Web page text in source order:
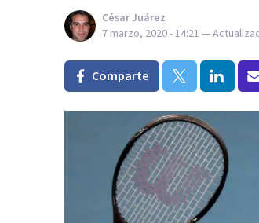
César Juárez
7 marzo, 2020 - 14:21 —
Comparte